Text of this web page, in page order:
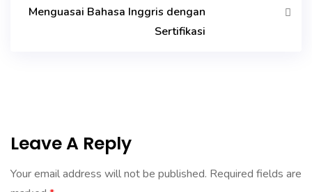
Menguasai Bahasa Inggris dengan
Sertifikasi
Leave A Reply
Your email address will not be published. Required fields are